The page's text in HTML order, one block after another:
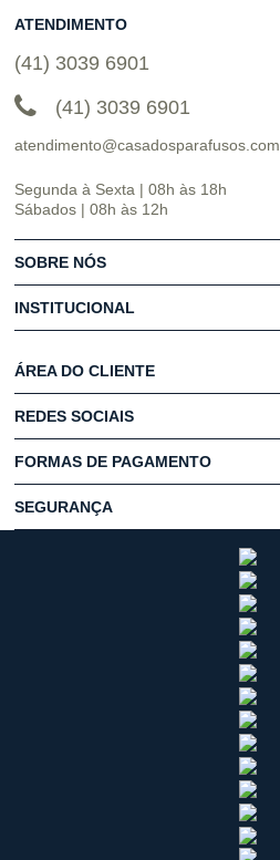
ATENDIMENTO
(41) 3039 6901
(41) 3039 6901
atendimento@casadosparafusos.com
Segunda à Sexta | 08h às 18h
Sábados | 08h às 12h
SOBRE NÓS
INSTITUCIONAL
ÁREA DO CLIENTE
REDES SOCIAIS
FORMAS DE PAGAMENTO
SEGURANÇA